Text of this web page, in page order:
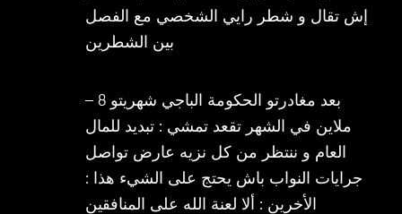
إش تقال و شطر رايي الشخصي مع الفصل
بين الشطرين
– بعد مغادرتو الحكومة الباجي شهريتو 8
ملاين في الشهر تقعد تمشي : تبديد للمال
العام و ننتظر من كل نزيه عارض تواصل
جرايات النواب باش يحتج على الشيء هذا :
الأخرين : ألا لعنة الله على المنافقين